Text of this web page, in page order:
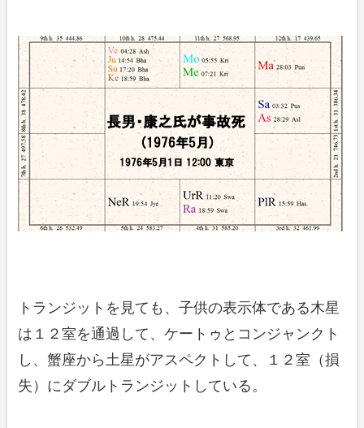
トランジットを見ても、子供の表示体である木星
は１２室を通過して、ケートゥとコンジャンクト
し、蟹座から土星がアスペクトして、１２室（損
失）にダブルトランジットしている。